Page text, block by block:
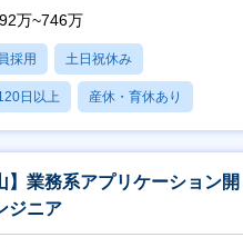
万~746万
採用 土日祝休み
日以上 産休・育休あり
り
】業務系アプリケーション開
ジニア